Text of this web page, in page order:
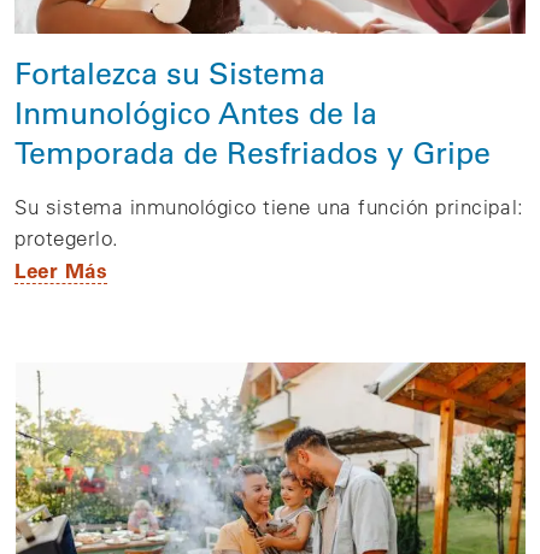
Fortalezca su Sistema
Inmunológico Antes de la
Temporada de Resfriados y Gripe
Su sistema inmunológico tiene una función principal:
protegerlo.
Leer Más